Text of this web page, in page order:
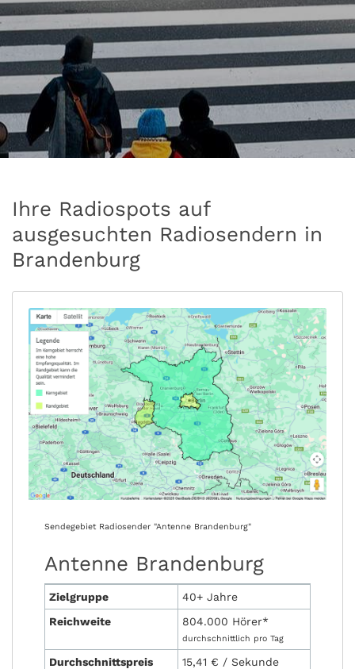
Ihre Radiospots auf
ausgesuchten Radiosendern in
Brandenburg
Sendegebiet Radiosender "Antenne Brandenburg"
Antenne Brandenburg
Zielgruppe
40+ Jahre
Reichweite
804.000 Hörer*
durchschnittlich pro Tag
Durchschnittspreis 15,41 € / Sekunde